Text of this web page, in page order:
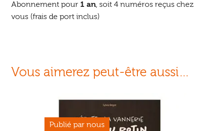
Abonnement pour 1 an, soit 4 numéros reçus chez
vous (frais de port inclus)
Vous aimerez peut-être aussi…